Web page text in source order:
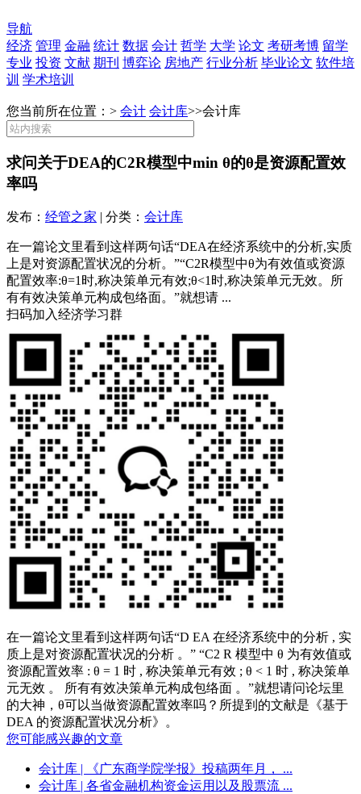
导航
经济 管理 金融 统计 数据 会计 哲学 大学 论文 考研考博 留学
专业 投资 文献 期刊 博弈论 房地产 行业分析 毕业论文 软件培
训 学术培训
您当前所在位置：> 会计 会计库>>会计库
求问关于DEA的C2R模型中min θ的θ是资源配置效
率吗
发布： 经管之家 | 分类： 会计库
在一篇论文里看到这样两句话“DEA在经济系统中的分析,实质
上是对资源配置状况的分析。”“C2R模型中θ为有效值或资源
配置效率:θ=1时,称决策单元有效;θ<1时,称决策单元无效。所
有有效决策单元构成包络面。”就想请 ...
扫码加入经济学习群
在一篇论文里看到这样两句话“D EA 在经济系统中的分析 , 实
质上是对资源配置状况的分析 。” “C2 R 模型中 θ 为有效值或
资源配置效率 : θ = 1 时 , 称决策单元有效 ; θ < 1 时 , 称决策单
元无效 。 所有有效决策单元构成包络面 。”就想请问论坛里
的大神，θ可以当做资源配置效率吗？所提到的文献是《基于
DEA 的资源配置状况分析》。
您可能感兴趣的文章
会计库 | 《广东商学院学报》投稿两年月， ...
会计库 | 各省金融机构资金运用以及股票流 ...